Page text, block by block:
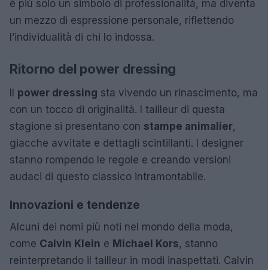
è più solo un simbolo di professionalità, ma diventa
un mezzo di espressione personale, riflettendo
l’individualità di chi lo indossa.
Ritorno del power dressing
Il power dressing sta vivendo un rinascimento, ma
con un tocco di originalità. I tailleur di questa
stagione si presentano con stampe animalier,
giacche avvitate e dettagli scintillanti. I designer
stanno rompendo le regole e creando versioni
audaci di questo classico intramontabile.
Innovazioni e tendenze
Alcuni dei nomi più noti nel mondo della moda,
come Calvin Klein e Michael Kors, stanno
reinterpretando il tailleur in modi inaspettati. Calvin